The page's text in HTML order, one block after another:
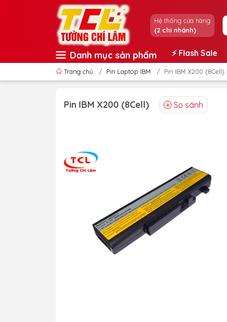
Hệ thống cửa hàng
(2 chi nhánh)
Danh mục sản phẩm ⚡️ Flash Sale
Trang chủ / Pin Laptop IBM / Pin IBM X200 (8Cell)
Pin IBM X200 (8Cell) So sánh